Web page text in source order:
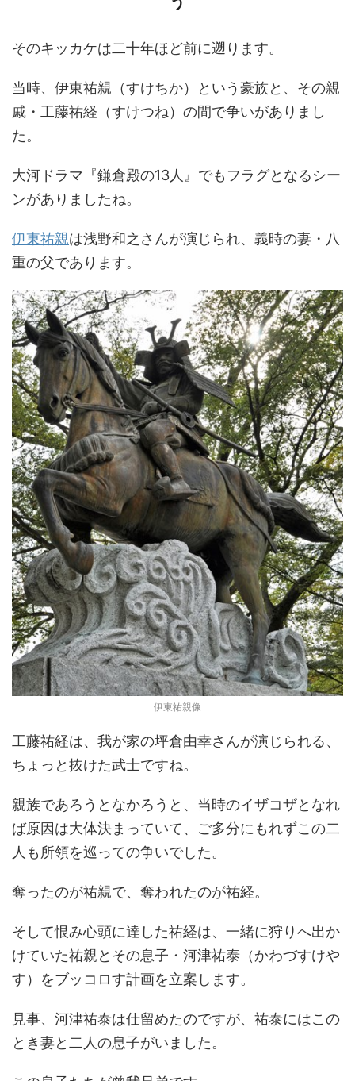
そのキッカケは二十年ほど前に遡ります。
当時、伊東祐親（すけちか）という豪族と、その親
戚・工藤祐経（すけつね）の間で争いがありまし
た。
大河ドラマ『鎌倉殿の13人』でもフラグとなるシー
ンがありましたね。
伊東祐親は浅野和之さんが演じられ、義時の妻・八
重の父であります。
伊東祐親像
工藤祐経は、我が家の坪倉由幸さんが演じられる、
ちょっと抜けた武士ですね。
親族であろうとなかろうと、当時のイザコザとなれ
ば原因は大体決まっていて、ご多分にもれずこの二
人も所領を巡っての争いでした。
奪ったのが祐親で、奪われたのが祐経。
そして恨み心頭に達した祐経は、一緒に狩りへ出か
けていた祐親とその息子・河津祐泰（かわづすけや
す）をブッコロす計画を立案します。
見事、河津祐泰は仕留めたのですが、祐泰にはこの
とき妻と二人の息子がいました。